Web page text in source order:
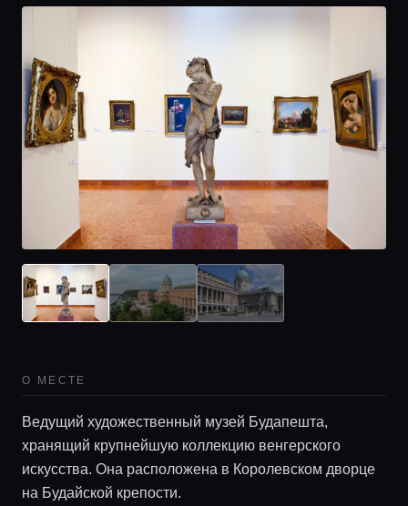
О МЕСТЕ
Ведущий художественный музей Будапешта,
хранящий крупнейшую коллекцию венгерского
искусства. Она расположена в Королевском дворце
на Будайской крепости.